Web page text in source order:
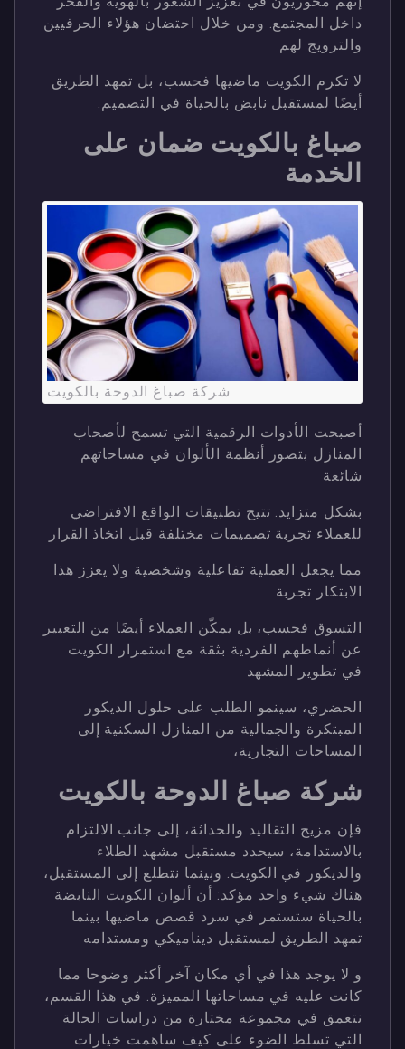
داخل المجتمع. ومن خلال احتضان هؤلاء الحرفيين
والترويج لهم
لا تكرم الكويت ماضيها فحسب، بل تمهد الطريق
أيضًا لمستقبل نابض بالحياة في التصميم.
صباغ بالكويت ضمان على
الخدمة
شركة صباغ الدوحة بالكويت
أصبحت الأدوات الرقمية التي تسمح لأصحاب
المنازل بتصور أنظمة الألوان في مساحاتهم
شائعة
بشكل متزايد. تتيح تطبيقات الواقع الافتراضي
للعملاء تجربة تصميمات مختلفة قبل اتخاذ القرار
مما يجعل العملية تفاعلية وشخصية ولا يعزز هذا
الابتكار تجربة
التسوق فحسب، بل يمكّن العملاء أيضًا من التعبير
عن أنماطهم الفردية بثقة مع استمرار الكويت
في تطوير المشهد
الحضري، سينمو الطلب على حلول الديكور
المبتكرة والجمالية من المنازل السكنية إلى
المساحات التجارية،
شركة صباغ الدوحة بالكويت
فإن مزيج التقاليد والحداثة، إلى جانب الالتزام
بالاستدامة، سيحدد مستقبل مشهد الطلاء
والديكور في الكويت. وبينما نتطلع إلى المستقبل،
هناك شيء واحد مؤكد: أن ألوان الكويت النابضة
بالحياة ستستمر في سرد ​​قصص ماضيها بينما
تمهد الطريق لمستقبل ديناميكي ومستدامه
و لا يوجد هذا في أي مكان آخر أكثر وضوحا مما
كانت عليه في مساحاتها المميزة. في هذا القسم،
نتعمق في مجموعة مختارة من دراسات الحالة
التي تسلط الضوء على كيف ساهمت خيارات